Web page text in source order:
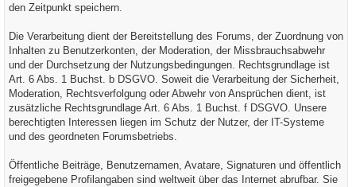
den Zeitpunkt speichern.
Die Verarbeitung dient der Bereitstellung des Forums, der Zuordnung von
Inhalten zu Benutzerkonten, der Moderation, der Missbrauchsabwehr
und der Durchsetzung der Nutzungsbedingungen. Rechtsgrundlage ist
Art. 6 Abs. 1 Buchst. b DSGVO. Soweit die Verarbeitung der Sicherheit,
Moderation, Rechtsverfolgung oder Abwehr von Ansprüchen dient, ist
zusätzliche Rechtsgrundlage Art. 6 Abs. 1 Buchst. f DSGVO. Unsere
berechtigten Interessen liegen im Schutz der Nutzer, der IT-Systeme
und des geordneten Forumsbetriebs.
Öffentliche Beiträge, Benutzernamen, Avatare, Signaturen und öffentlich
freigegebene Profilangaben sind weltweit über das Internet abrufbar. Sie